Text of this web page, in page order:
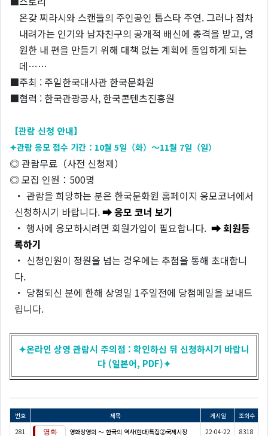
온갖 찌라시와 스캔들의 주인공인 톱스타 주연. 그러나 점차
내려가는 인기와 남자친구의 공개적 배신에 충격을 받고, 영
원한 내 편을 만들기 위해 대책 없는 계획에 돌입하게 되는
데……
■주최 : 주일한국대사관 한국문화원
■협력 : 한국관광공사, 한국콘텐츠진흥원
【관람 신청 안내】
✦관람 응모 접수 기간：10월 5일（화）～11월 7일（일）
◎ 관람무료（사전 신청제）
◎ 모집 인원：500명
・ 관람을 희망하는 분은 한국문화원 홈페이지 응모코너에서
신청하시기 바랍니다.➡ 응모 코너 보기
・ 행사에 응모하시려면 회원가입이 필요합니다. ➡ 회원등
록하기
・ 신청인원이 정원을 넘는 경우에는 추첨을 통해 초대합니
다.
・ 당첨되신 분에 한해 상영일 1주일전에 당첨메일을 보내드
립니다.
✦온라인 상영 관람시 주의점 : 확인하신 뒤 신청하시기 바랍니
다 (일본어, PDF)✦
번호 제목 게시일
조회수
281
영화상영회 ～ 한국의 역사(현대)특집②국제시장 22-04-22 8318